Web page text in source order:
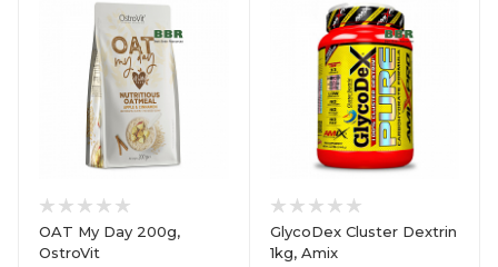
OAT My Day 200g,
OstroVit
GlycoDex Cluster Dextrin
1kg, Amix